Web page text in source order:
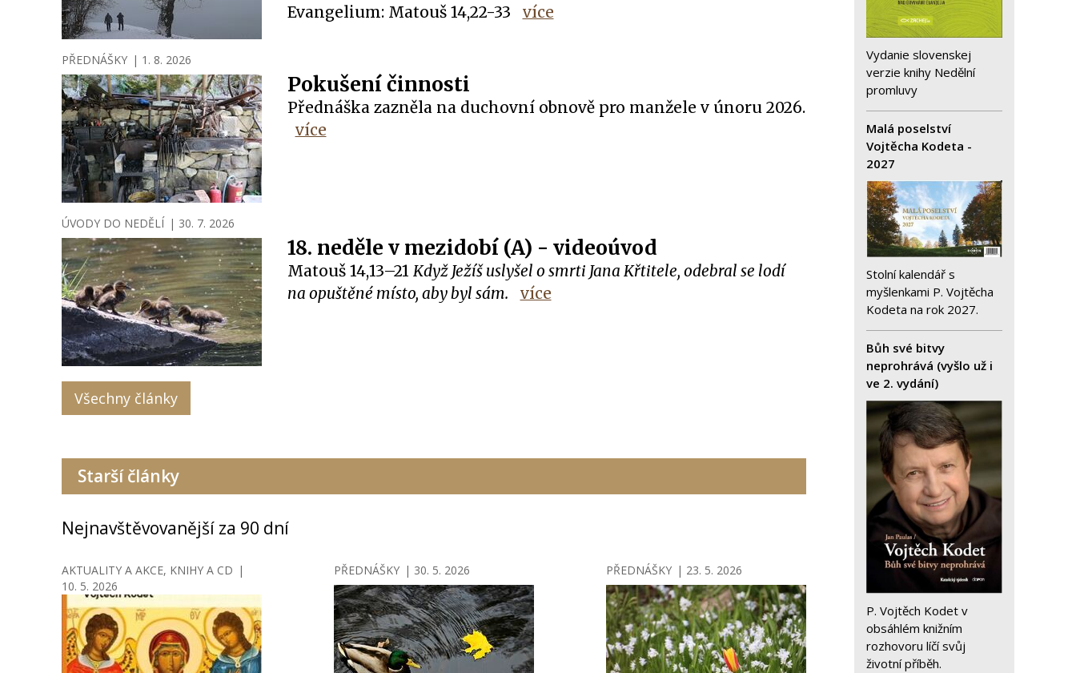
Evangelium: Matouš 14,22-33
více
PŘEDNÁŠKY | 1. 8. 2026
Pokušení činnosti
Přednáška zazněla na duchovní obnově pro manžele v únoru 2026.
více
ÚVODY DO NEDĚLÍ | 30. 7. 2026
18. neděle v mezidobí (A) - videoúvod
Matouš 14,13–21 Když Ježíš uslyšel o smrti Jana Křtitele, odebral se lodí
na opuštěné místo, aby byl sám.
více
Všechny články
Starší články
Nejnavštěvovanější za 90 dní
AKTUALITY A AKCE, KNIHY A CD |
10. 5. 2026
PŘEDNÁŠKY | 30. 5. 2026 PŘEDNÁŠKY | 23. 5. 2026
Vydanie slovenskej
verzie knihy Nedělní
promluvy
Malá poselství
Vojtěcha Kodeta -
2027
Stolní kalendář s
myšlenkami P. Vojtěcha
Kodeta na rok 2027.
Bůh své bitvy
neprohrává (vyšlo už i
ve 2. vydání)
P. Vojtěch Kodet v
obsáhlém knižním
rozhovoru líčí svůj
životní příběh.